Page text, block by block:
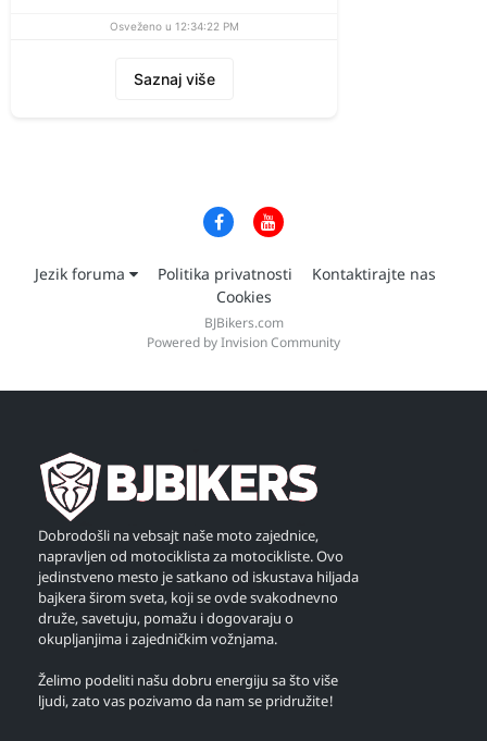
Osveženo u 12:34:22 PM
Saznaj više
Jezik foruma Politika privatnosti
Kontaktirajte nas
Cookies
BJBikers.com
Powered by Invision Community
Dobrodošli na vebsajt naše moto zajednice,
napravljen od motociklista za motocikliste. Ovo
jedinstveno mesto je satkano od iskustava hiljada
bajkera širom sveta, koji se ovde svakodnevno
druže, savetuju, pomažu i dogovaraju o
okupljanjima i zajedničkim vožnjama.
Želimo podeliti našu dobru energiju sa što više
ljudi, zato vas pozivamo da nam se pridružite!